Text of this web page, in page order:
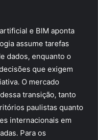
e BIM aponta
assume tarefas
dados, enquanto o
que exigem
O mercado
transição, tanto
paulistas quanto
internacionais em
Para os